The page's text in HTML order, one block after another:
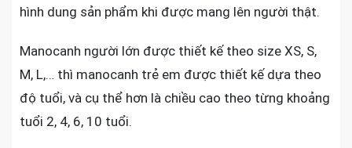
hình dung sản phẩm khi được mang lên người thật.
Manocanh người lớn được thiết kế theo size XS, S,
M, L,… thì manocanh trẻ em được thiết kế dựa theo
độ tuổi, và cụ thể hơn là chiều cao theo từng khoảng
tuổi 2, 4, 6, 10 tuổi.